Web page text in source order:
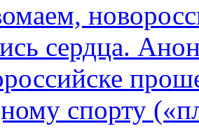
сердца.
спорту